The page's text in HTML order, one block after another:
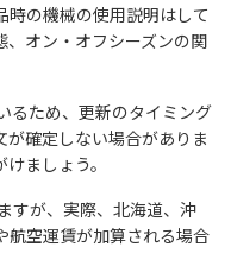
時の機械の使用説明はして
、オン・オフシーズンの関
るため、更新のタイミング
確定しない場合がありま
ましょう。
すが、実際、北海道、沖
航空運賃が加算される場合